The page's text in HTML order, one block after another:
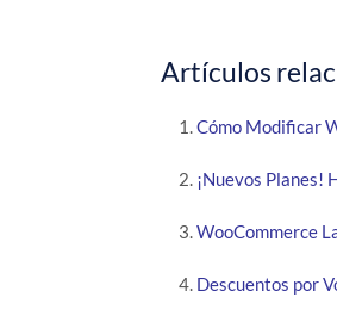
Artículos
Cómo Modificar
¡Nuevos Planes!
WooCommerce
Descuentos por